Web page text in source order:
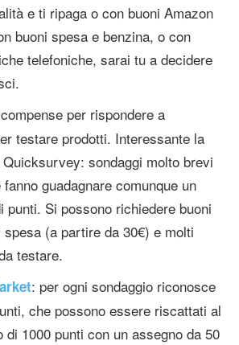
e ti ripaga o con buoni Amazon
buoni spesa e benzina, o con
telefoniche, sarai tu a decidere
per rispondere a
testare prodotti. Interessante la
sondaggi molto brevi
guadagnare comunque un
punti. Si possono richiedere buoni
spesa (a partire da 30€) e molti
testare.
: per ogni sondaggio riconosce
che possono essere riscattati al
di 1000 punti con un assegno da 50